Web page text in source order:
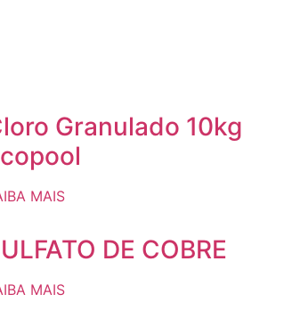
Granulado 10kg
MAIS
DE COBRE
MAIS